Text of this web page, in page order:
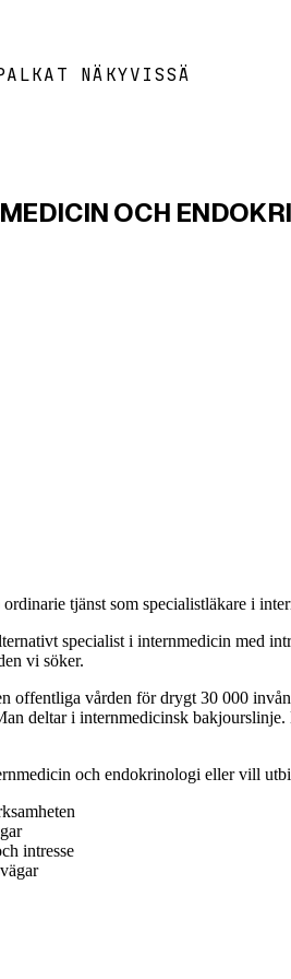
NÄKYVISSÄ
OCH
tjänst som specialistläkare i
specialist i internmedicin med
vi söker.
offentliga vården för drygt 30 000
deltar i internmedicinsk
och endokrinologi eller vill
intresse